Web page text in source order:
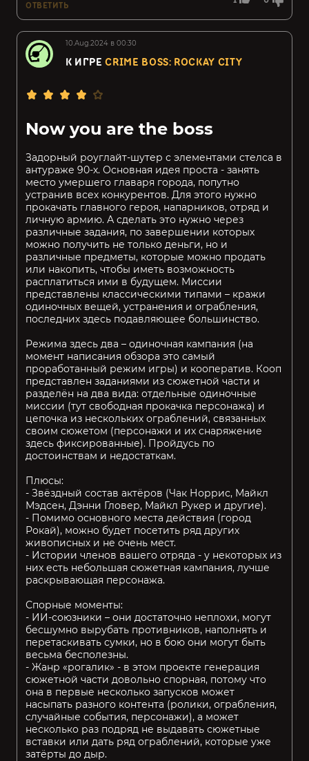
ОТВЕТИТЬ
10.Aug.2024 в 00:30
К ИГРЕCRIME BOSS: ROCKAY CITY
Now you are the boss
Задорный роуглайт-шутер с элементами стелса в
антураже 90-х. Основная идея проста - занять
место умершего главаря города, попутно
устранив всех конкурентов. Для этого нужно
прокачать главного героя, напарников, отряд и
личную армию. А сделать это нужно через
различные задания, по завершении которых
можно получить не только деньги, но и
различные предметы, которые можно продать
или накопить, чтобы иметь возможность
расплатиться ими в будущем. Миссии
представлены классическими типами – кражи
одиночных вещей, устранения и ограбления,
последних здесь подавляющее большинство.
Режима здесь два – одиночная кампания (на
момент написания обзора это самый
проработанный режим игры) и кооператив. Кооп
представлен заданиями из сюжетной части и
разделён на два вида: отдельные одиночные
миссии (тут свободная прокачка персонажа) и
цепочка из нескольких ограблений, связанных
своим сюжетом (персонажи и их снаряжение
здесь фиксированные). Пройдусь по
достоинствам и недостаткам.
Плюсы:
- Звёздный состав актёров (Чак Норрис, Майкл
Мэдсен, Дэнни Гловер, Майкл Рукер и другие).
- Помимо основного места действия (город
Рокай), можно будет посетить ряд других
живописных и не очень мест.
- Истории членов вашего отряда - у некоторых из
них есть небольшая сюжетная кампания, лучше
раскрывающая персонажа.
Спорные моменты:
- ИИ-союзники – они достаточно неплохи, могут
бесшумно вырубать противников, наполнять и
перетаскивать сумки, но в бою они могут быть
весьма бесполезны.
- Жанр «рогалик» - в этом проекте генерация
сюжетной части довольно спорная, потому что
она в первые несколько запусков может
насыпать разного контента (ролики, ограбления,
случайные события, персонажи), а может
несколько раз подряд не выдавать сюжетные
вставки или дать ряд ограблений, которые уже
затёрты до дыр.